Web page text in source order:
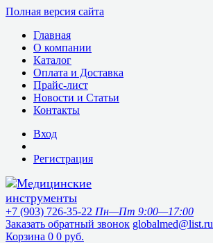
Полная версия сайта
Главная
О компании
Каталог
Оплата и Доставка
Прайс-лист
Новости и Статьи
Контакты
Вход
Регистрация
+7 (903) 726-35-22 Пн—Пт 9:00—17:00
Заказать обратный звонок globalmed@list.ru
Корзина 0 0 руб.